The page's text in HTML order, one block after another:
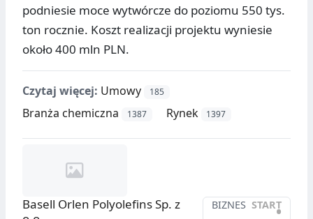
podniesie moce wytwórcze do poziomu 550 tys.
ton rocznie. Koszt realizacji projektu wyniesie
około 400 mln PLN.
Czytaj więcej: Umowy 185
Branża chemiczna 1387 Rynek 1397
BIZNES START
•
Basell Orlen Polyolefins Sp. z